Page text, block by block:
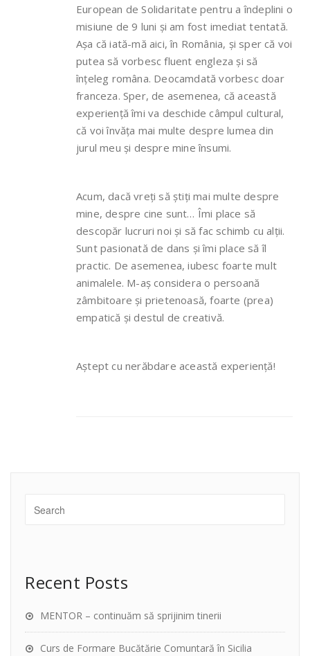
European de Solidaritate pentru a îndeplini o
misiune de 9 luni și am fost imediat tentată.
Așa că iată-mă aici, în România, și sper că voi
putea să vorbesc fluent engleza și să
înțeleg româna. Deocamdată vorbesc doar
franceza. Sper, de asemenea, că această
experiență îmi va deschide câmpul cultural,
că voi învăța mai multe despre lumea din
jurul meu și despre mine însumi.
Acum, dacă vreți să știți mai multe despre
mine, despre cine sunt… Îmi place să
descopăr lucruri noi și să fac schimb cu alții.
Sunt pasionată de dans și îmi place să îl
practic. De asemenea, iubesc foarte mult
animalele. M-aș considera o persoană
zâmbitoare și prietenoasă, foarte (prea)
empatică și destul de creativă.
Aștept cu nerăbdare această experiență!
Recent Posts
MENTOR – continuăm să sprijinim tinerii
Curs de Formare Bucătărie Comuntară în Sicilia